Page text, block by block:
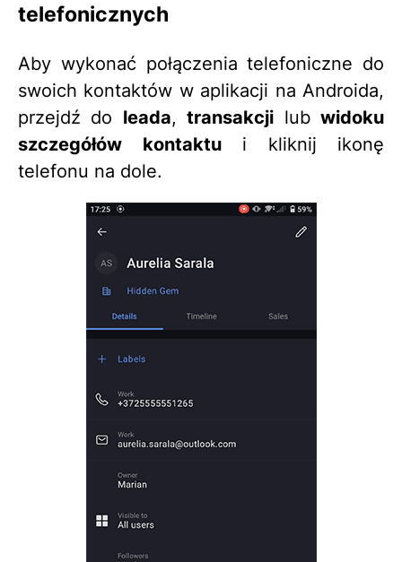
telefonicznych
Aby wykonać połączenia telefoniczne do
swoich kontaktów w aplikacji na Androida,
przejdź do leada,transakcji lubwidoku
szczegółów kontaktui kliknij ikonę
telefonu na dole.